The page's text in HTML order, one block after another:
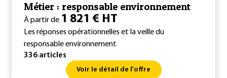
Métier : responsable environnement
À partir de 1 821 € HT
Les réponses opérationnelles et la veille du
responsable environnement
336 articles
Voir le détail de l'offre